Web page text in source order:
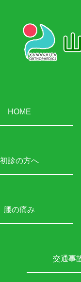
HOME
初診の方へ
腰の痛み
交通事